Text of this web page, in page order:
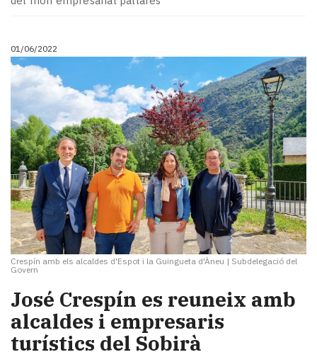
01/06/2022
Crespín amb els alcaldes d'Espot i la Guingueta d'Àneu | Subdelegació del
Govern
José Crespín es reuneix amb
alcaldes i empresaris
turístics del Sobirà